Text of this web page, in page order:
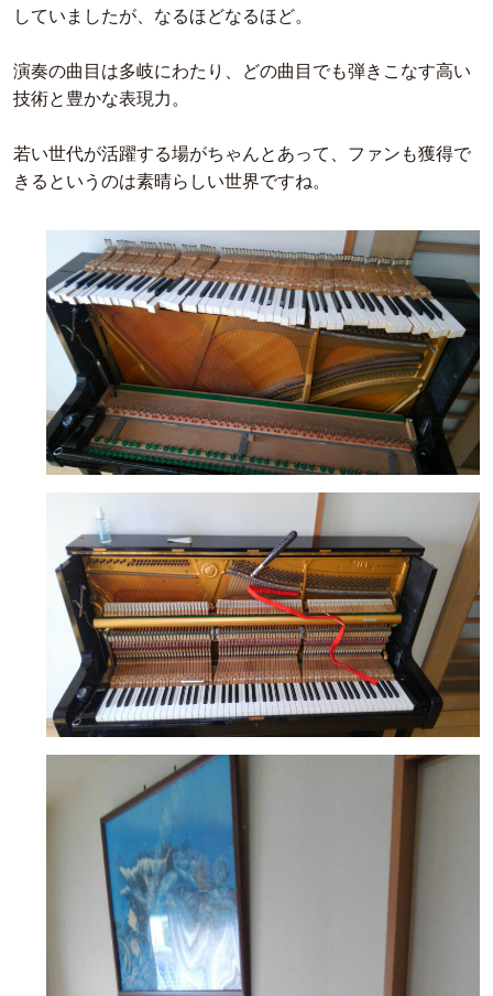
していましたが、なるほどなるほど。
演奏の曲目は多岐にわたり、どの曲目でも弾きこなす高い
技術と豊かな表現力。
若い世代が活躍する場がちゃんとあって、ファンも獲得で
きるというのは素晴らしい世界ですね。